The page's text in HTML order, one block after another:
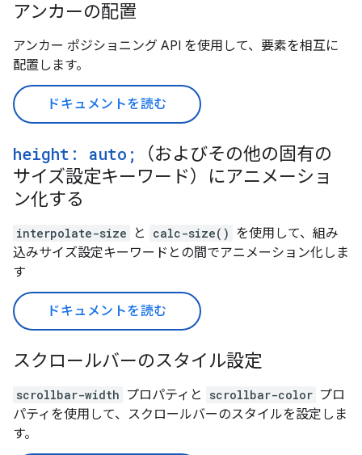
アンカーの配置
アンカー ポジショニング API を使用して、要素を相互に
配置します。
ドキュメントを読む
height: auto;
（およびその他の固有の
サイズ設定キーワード）にアニメーショ
ン化する
interpolate-size と calc-size() を使用して、組み
込みサイズ設定キーワードとの間でアニメーション化しま
す
ドキュメントを読む
スクロールバーのスタイル設定
scrollbar-width プロパティと scrollbar-color プロ
パティを使用して、スクロールバーのスタイルを設定しま
す。